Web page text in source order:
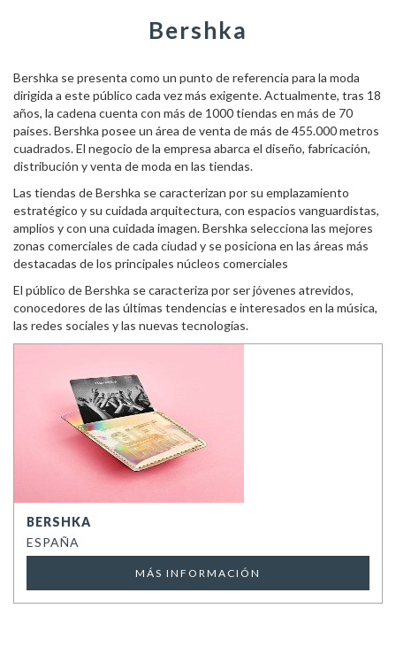
Bershka
Bershka se presenta como un punto de referencia para la moda
dirigida a este público cada vez más exigente. Actualmente, tras 18
años, la cadena cuenta con más de 1000 tiendas en más de 70
países. Bershka posee un área de venta de más de 455.000 metros
cuadrados. El negocio de la empresa abarca el diseño, fabricación,
distribución y venta de moda en las tiendas.
Las tiendas de Bershka se caracterizan por su emplazamiento
estratégico y su cuidada arquitectura, con espacios vanguardistas,
amplios y con una cuidada imagen. Bershka selecciona las mejores
zonas comerciales de cada ciudad y se posiciona en las áreas más
destacadas de los principales núcleos comerciales
El público de Bershka se caracteriza por ser jóvenes atrevidos,
conocedores de las últimas tendencias e interesados en la música,
las redes sociales y las nuevas tecnologías.
BERSHKA
ESPAÑA
MÁS INFORMACIÓN